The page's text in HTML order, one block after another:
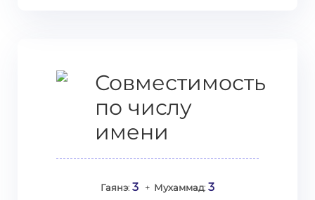
Совместимость
по числу
имени
Гаянэ: 3 + Мухаммад: 3